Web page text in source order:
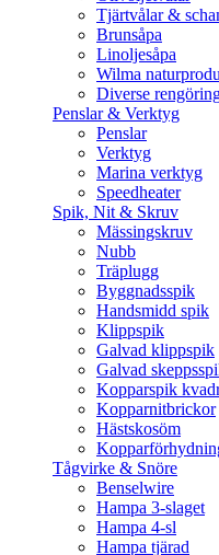
Tjärtvålar &
Brunsåpa
Linoljesåpa
Wilma
Diverse
Penslar & Verktyg
Penslar
Verktyg
Marina verktyg
Speedheater
Spik, Nit & Skruv
Mässingskruv
Nubb
Träplugg
Byggnadsspik
Handsmidd spik
Klippspik
Galvad klippspik
Galvad
Kopparspik
Kopparnitbrickor
Hästskosöm
Tågvirke & Snöre
Benselwire
Hampa 3-slaget
Hampa 4-sl
Hampa tjärad